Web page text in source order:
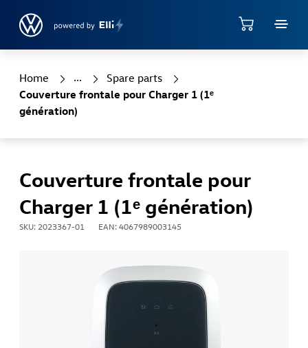
Home Shop Spare parts
Couverture frontale pour Charger 1 (1ᵉ
génération)
Couverture frontale pour
Charger 1 (1ᵉ génération)
SKU: 2023367-01 EAN: 4067989003145